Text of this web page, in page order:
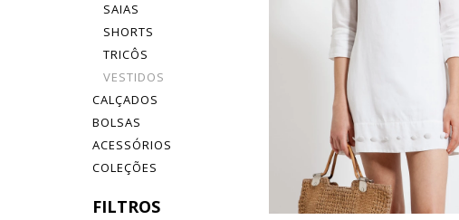
SAIAS
SHORTS
TRICÔS
VESTIDOS
CALÇADOS
BOLSAS
ACESSÓRIOS
COLEÇÕES
FILTROS